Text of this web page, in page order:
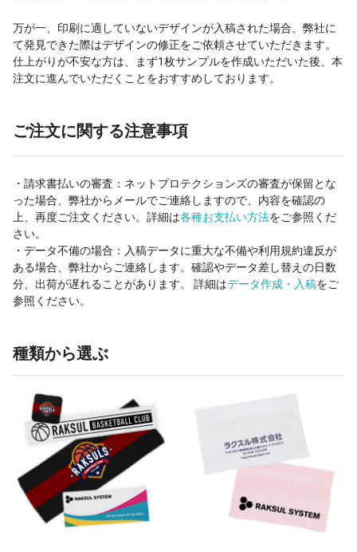
万が一、印刷に適していないデザインが入稿された場合、弊社に
て発見できた際はデザインの修正をご依頼させていただきます。
仕上がりが不安な方は、まず1枚サンプルを作成いただいた後、本
注文に進んでいただくことをおすすめしております。
ご注文に関する注意事項
・請求書払いの審査：ネットプロテクションズの審査が保留とな
った場合、弊社からメールでご連絡しますので、内容を確認の
上、再度ご注文ください。詳細は各種お支払い方法をご参照くだ
さい。
・データ不備の場合：入稿データに重大な不備や利用規約違反が
ある場合、弊社からご連絡します。確認やデータ差し替えの日数
分、出荷が遅れることがあります。 詳細はデータ作成・入稿をご
参照ください。
種類から選ぶ